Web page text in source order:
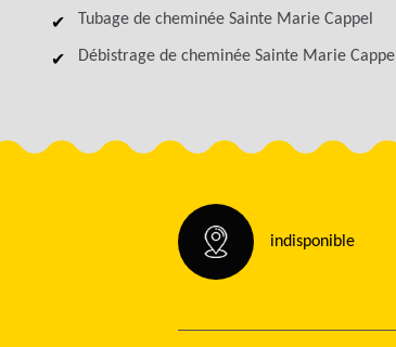
Tubage de cheminée Sainte Marie Cappel
Débistrage de cheminée Sainte Marie Cappel
indisponible